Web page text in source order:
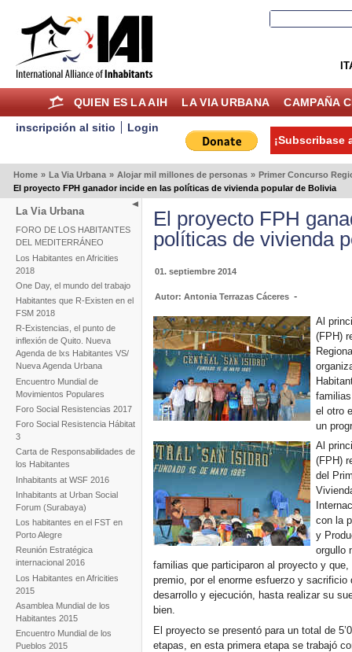
QUIEN ES LA AIH LA VIA URBANA CAMPAÑA
inscripción al sitio
Login
¡Subscribase
Home » La Via Urbana » Alojar mil millones de personas » Primer Concurso
El proyecto FPH ganador incide en las políticas de vivienda popular de Bolivia
La Via Urbana
FORO DE LOS HABITANTES
DEL MEDITERRÁNEO
Los Habitantes en Africities
2018
One Day, el mundo del trabajo
Habitantes que R-Existen en el
FSM 2018
R-Existencias, el punto de
inflexión de Quito. Nueva
Agenda de lxs Habitantes VS/
Nueva Agenda Urbana
Encuentro Mundial de
Movimientos Populares
Foro Social Resistencias 2017
Foro Social Resistencia Hábitat
3
Carta de Responsabilidades de
los Habitantes
Inhabitants at WSF 2016
Inhabitants at Urban Social
Forum (Surabaya)
Los habitantes en el FST en
Porto Alegre
Reunión Estratégica
internacional 2016
Los Habitantes en Africities
2015
Asamblea Mundial de los
Habitantes 2015
Encuentro Mundial de los
Pueblos 2015
El proyecto FPH
políticas de vivienda
01. septiembre 2014
Autor: Antonia Terrazas Cáceres -
Al
(FPH)
el otro
un
Al
(FPH)
del
con la
y
orgullo
familias que participaron al proyecto y
premio, por el enorme esfuerzo y
desarrollo y ejecución, hasta realizar su
bien.
El proyecto se presentó para un total de
etapas, en esta primera etapa se trabajó